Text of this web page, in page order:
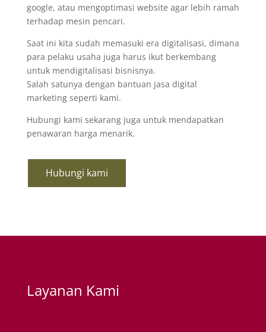
google, atau mengoptimasi website agar lebih ramah
terhadap mesin pencari.
Saat ini kita sudah memasuki era digitalisasi, dimana
para pelaku usaha juga harus ikut berkembang
untuk mendigitalisasi bisnisnya.
Salah satunya dengan bantuan jasa digital
marketing seperti kami.
Hubungi kami sekarang juga untuk mendapatkan
penawaran harga menarik.
Hubungi kami
Layanan Kami